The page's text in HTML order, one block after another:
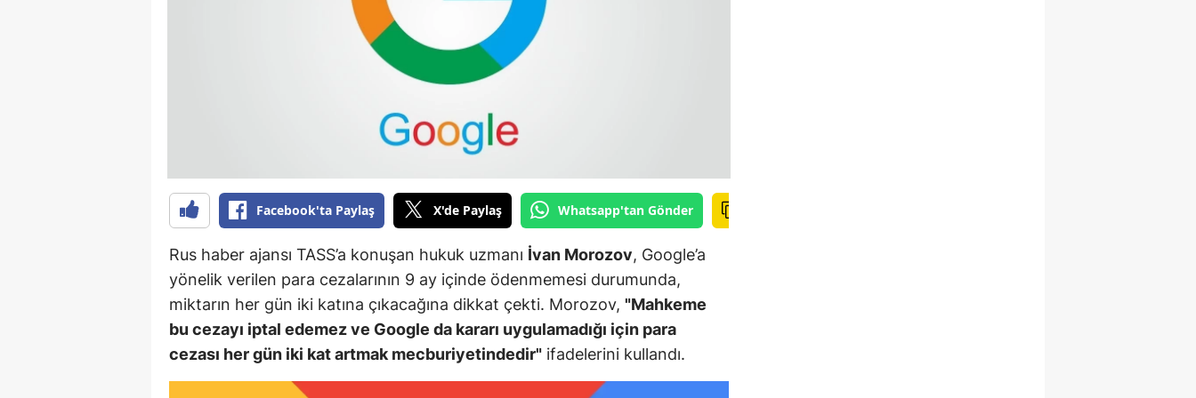
Bilecik
Bolu
Bursa
Çankırı
Çorum
Denizli
Diyarbakır
Facebook'ta Paylaş X'de Paylaş Whatsapp'tan Gönder
Rus haber ajansı TASS’a konuşan hukuk uzmanı İvan Morozov, Google’a
yönelik verilen para cezalarının 9 ay içinde ödenmemesi durumunda,
miktarın her gün iki katına çıkacağına dikkat çekti. Morozov, "Mahkeme
bu cezayı iptal edemez ve Google da kararı uygulamadığı için para
cezası her gün iki kat artmak mecburiyetindedir" ifadelerini kullandı.